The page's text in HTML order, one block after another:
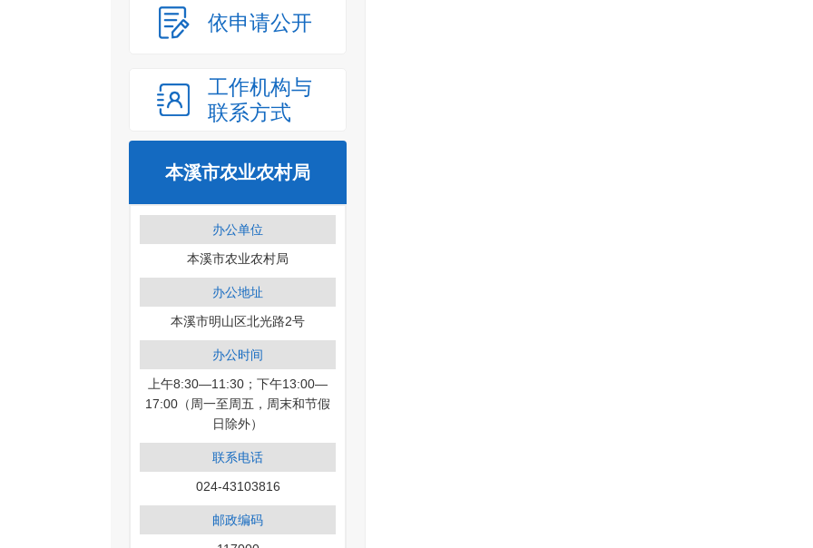
依申请公开
工作机构与
联系方式
本溪市农业农村局
办公单位
本溪市农业农村局
办公地址
本溪市明山区北光路2号
办公时间
上午8:30—11:30；下午13:00—
17:00（周一至周五，周末和节假
日除外）
联系电话
024-43103816
邮政编码